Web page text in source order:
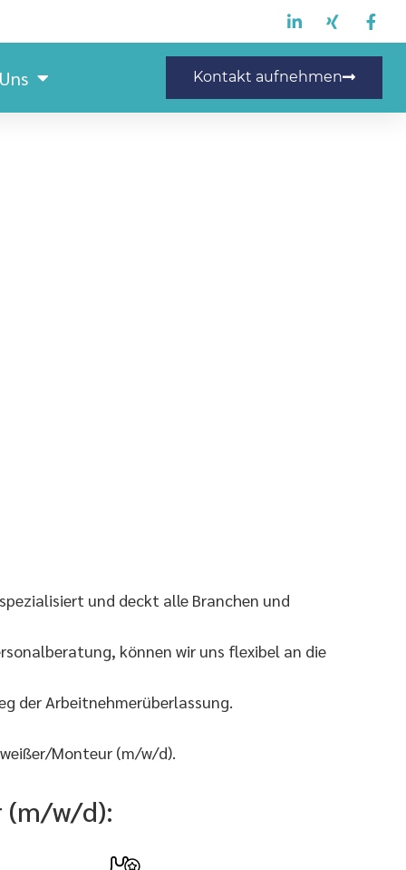
Kontakt aufnehmen
und deckt alle Branchen und
können wir uns flexibel an die
der Arbeitnehmerüberlassung.
Monteur (m/w/d).
(m/w/d):